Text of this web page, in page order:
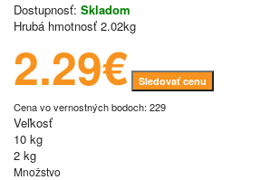
Dostupnosť: Skladom
Hrubá hmotnosť 2.02kg
2.29€ Sledovať cenu
Cena vo vernostných bodoch: 229
Veľkosť
10 kg
2 kg
Množstvo